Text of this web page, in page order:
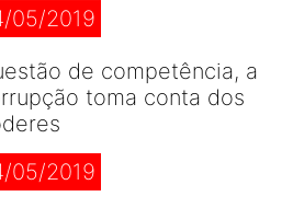
05/2019
de competência, a
toma conta dos
05/2019